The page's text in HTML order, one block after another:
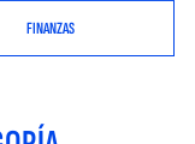
FINANZAS